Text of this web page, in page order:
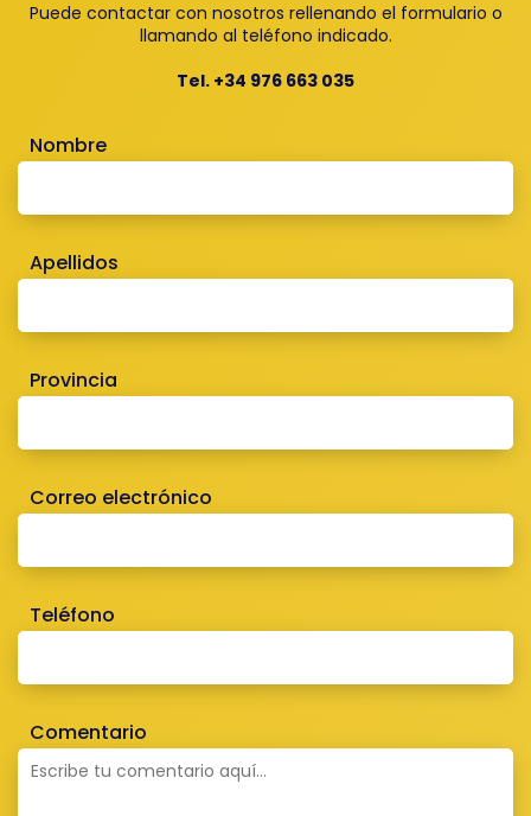
Puede contactar con nosotros rellenando el formulario o
llamando al teléfono indicado.
Tel. +34 976 663 035
Nombre
Apellidos
Provincia
Correo electrónico
Teléfono
Comentario